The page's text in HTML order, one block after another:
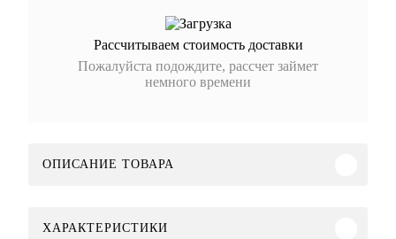
Рассчитываем стоимость доставки
Пожалуйста подождите, рассчет займет
немного времени
ОПИСАНИЕ ТОВАРА
ХАРАКТЕРИСТИКИ